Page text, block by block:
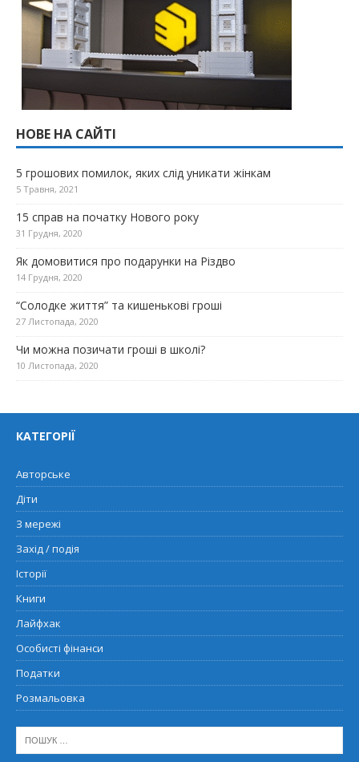
НОВЕ НА САЙТІ
5 грошових помилок, яких слід уникати жінкам
5 Травня, 2021
15 справ на початку Нового року
31 Грудня, 2020
Як домовитися про подарунки на Різдво
14 Грудня, 2020
“Солодке життя” та кишенькові гроші
27 Листопада, 2020
Чи можна позичати гроші в школі?
10 Листопада, 2020
КАТЕГОРІЇ
Авторське
Діти
З мережі
Захід / подія
Історії
Книги
Лайфхак
Особисті фінанси
Податки
Розмальовка